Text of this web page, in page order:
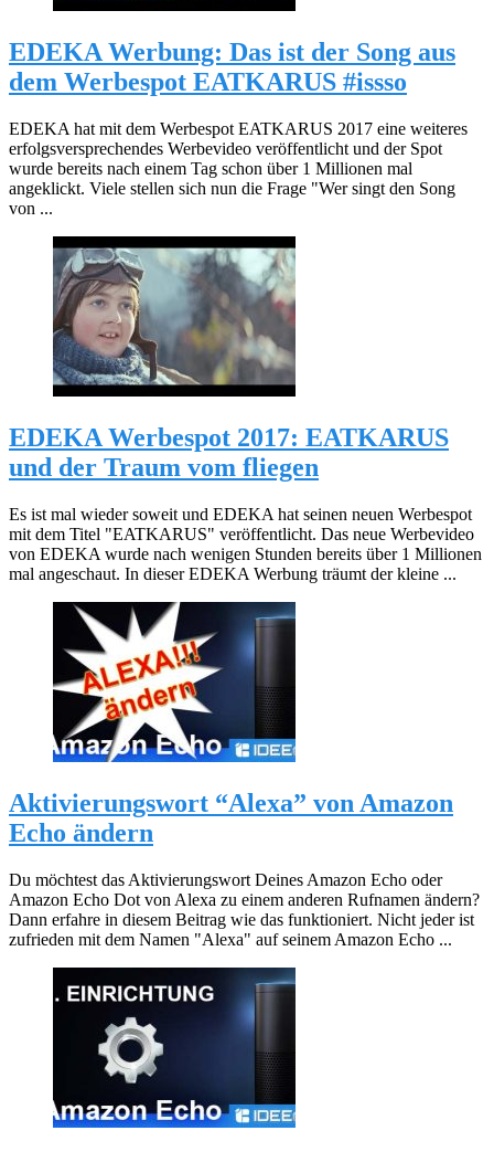
EDEKA Werbung: Das ist der Song aus
dem Werbespot EATKARUS #issso
EDEKA hat mit dem Werbespot EATKARUS 2017 eine weiteres
erfolgsversprechendes Werbevideo veröffentlicht und der Spot
wurde bereits nach einem Tag schon über 1 Millionen mal
angeklickt. Viele stellen sich nun die Frage "Wer singt den Song
von ...
EDEKA Werbespot 2017: EATKARUS
und der Traum vom fliegen
Es ist mal wieder soweit und EDEKA hat seinen neuen Werbespot
mit dem Titel "EATKARUS" veröffentlicht. Das neue Werbevideo
von EDEKA wurde nach wenigen Stunden bereits über 1 Millionen
mal angeschaut. In dieser EDEKA Werbung träumt der kleine ...
Aktivierungswort “Alexa” von Amazon
Echo ändern
Du möchtest das Aktivierungswort Deines Amazon Echo oder
Amazon Echo Dot von Alexa zu einem anderen Rufnamen ändern?
Dann erfahre in diesem Beitrag wie das funktioniert. Nicht jeder ist
zufrieden mit dem Namen "Alexa" auf seinem Amazon Echo ...